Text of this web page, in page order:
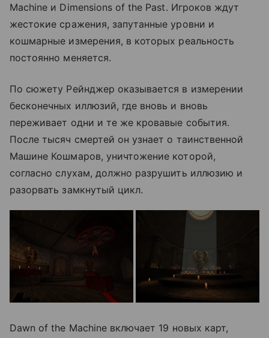
Machine и Dimensions of the Past. Игроков ждут
жестокие сражения, запутанные уровни и
кошмарные измерения, в которых реальность
постоянно меняется.
По сюжету Рейнджер оказывается в измерении
бесконечных иллюзий, где вновь и вновь
переживает одни и те же кровавые события.
После тысяч смертей он узнает о таинственной
Машине Кошмаров, уничтожение которой,
согласно слухам, должно разрушить иллюзию и
разорвать замкнутый цикл.
Dawn of the Machine включает 19 новых карт,